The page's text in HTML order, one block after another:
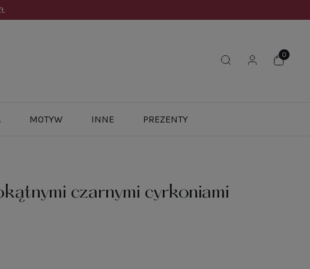
MOTYW INNE PREZENTY
czarnymi cyrkoniami